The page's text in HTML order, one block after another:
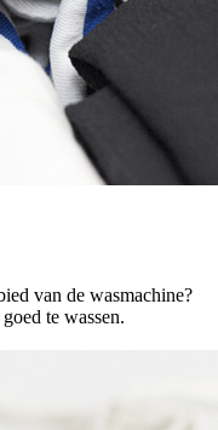
van de wasmachine?
te wassen.